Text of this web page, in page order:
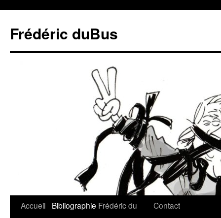
Frédéric duBus
Accueil Bibliographie Frédéric du
Contact